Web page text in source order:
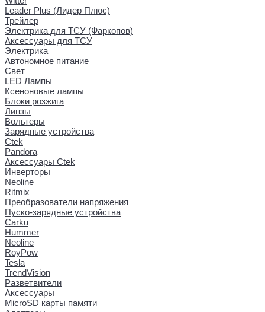
Leader Plus (Лидер Плюс)
Трейлер
Электрика для ТСУ (Фаркопов)
Аксессуары для ТСУ
Электрика
Автономное питание
Свет
LED Лампы
Ксеноновые лампы
Блоки розжига
Линзы
Вольтеры
Зарядные устройства
Ctek
Pandora
Аксессуары Ctek
Инверторы
Neoline
Ritmix
Преобразователи напряжения
Пуско-зарядные устройства
Carku
Hummer
Neoline
RoyPow
Tesla
TrendVision
Разветвители
Аксессуары
MicroSD карты памяти